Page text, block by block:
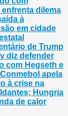
dilema
à
em cidade
de Trump
diz defender
com Hegseth e
Conmebol apela
à crise na
Hungria
de calor